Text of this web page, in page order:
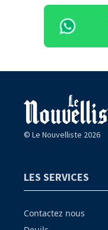
© Le Nouvelliste 2026
LES SERVICES
Contactez nous